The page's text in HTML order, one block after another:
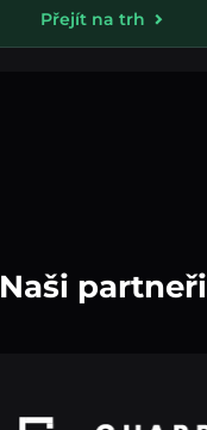
Přejít na trh
Naši partneři